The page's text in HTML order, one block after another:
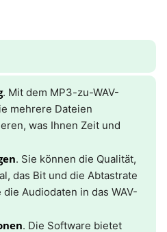
. Mit dem MP3-zu-WAV-
mehrere Dateien
was Ihnen Zeit und
. Sie können die Qualität,
das Bit und die Abtastrate
Audiodaten in das WAV-
. Die Software bietet